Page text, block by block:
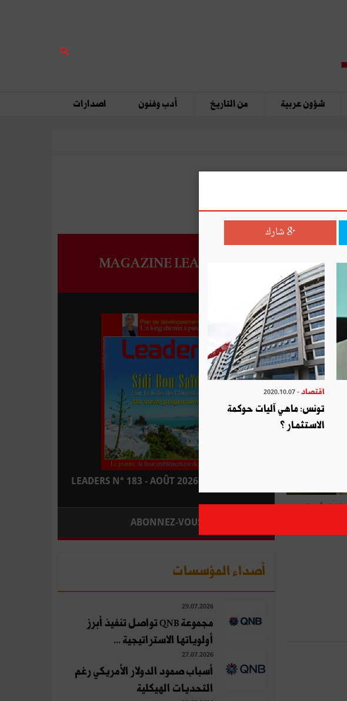
شؤون عربية من التاريخ أدب وفنون اصدارات
MAGAZINE LEADERS
LEADERS N° 183 - AOÛT 2026 : EN KIOSQUE
ABONNEZ-VOUS
أصداء المؤسسات
29.07.2026
مجموعة QNB تواصل تنفيذ أبرز
أولوياتها الاستراتيجية ...
27.07.2026
أسباب صمود الدولار الأمريكي رغم
التحديات الهيكلية
شارك
اقتصاد- 2020.10.07
تونس: ماهي آليات حوكمة
الاستثمـار ؟